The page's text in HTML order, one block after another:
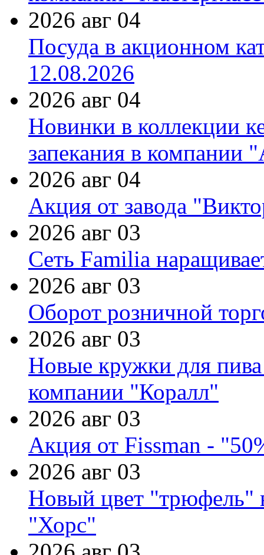
2026 авг 04
Посуда в акционном
12.08.2026
2026 авг 04
Новинки в коллекции
запекания в компании
2026 авг 04
Акция от завода
2026 авг 03
Сеть Familia
2026 авг 03
Оборот розничной
2026 авг 03
Новые кружки для
компании "Коралл"
2026 авг 03
Акция от Fissman -
2026 авг 03
Новый цвет "трюфель"
"Хорс"